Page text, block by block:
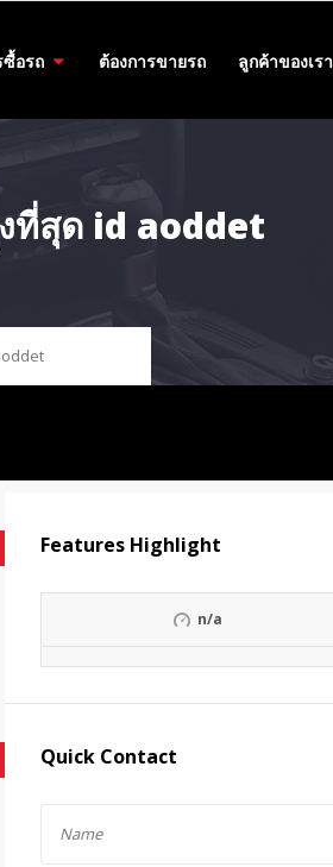
ซื้อรถ ต้องการขายรถ ลูกค้าของเรา
ที่สุด id aoddet
Features Highlight
n/a
Quick Contact